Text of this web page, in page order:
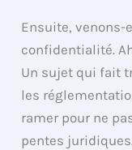
Ensuite, venons-
confidentialité.
Un sujet qui fait
les
ramer pour ne
pentes